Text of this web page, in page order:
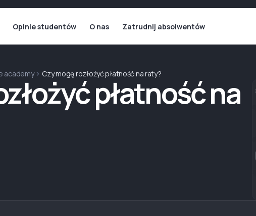
Opinie studentów O nas Zatrudnij absolwentów
academy Czy mogę rozłożyć płatność na raty?
płatność na